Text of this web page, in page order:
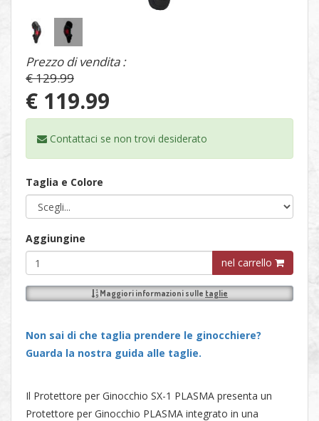
Prezzo di vendita :
€ 129.99
€ 119.99
Contattaci se non trovi desiderato
Taglia e Colore
Aggiungine
nel carrello
Maggiori informazioni sulle taglie
Non sai di che taglia prendere le ginocchiere?
Guarda la nostra guida alle taglie.
Il Protettore per Ginocchio SX-1 PLASMA presenta un
Protettore per Ginocchio PLASMA integrato in una